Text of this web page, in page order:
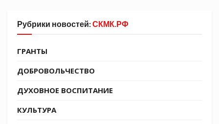
Рубрики новостей:СКМК.РФ
ГРАНТЫ
ДОБРОВОЛЬЧЕСТВО
ДУХОВНОЕ ВОСПИТАНИЕ
КУЛЬТУРА